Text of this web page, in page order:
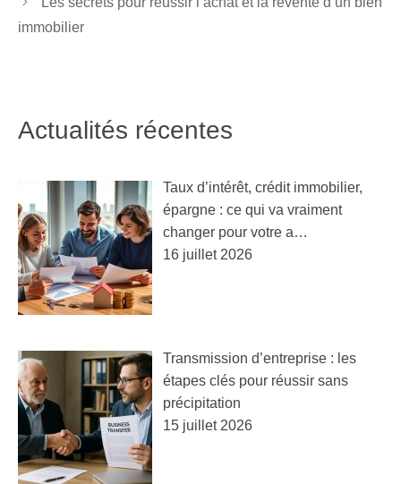
immobilier
Actualités récentes
Taux d’intérêt, crédit immobilier,
épargne : ce qui va vraiment
changer pour votre a…
16 juillet 2026
Transmission d’entreprise : les
étapes clés pour réussir sans
précipitation
15 juillet 2026